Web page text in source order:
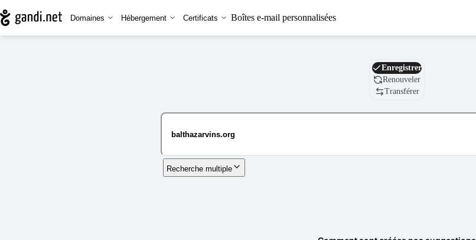
Domaines Hébergement Certificats Boîtes e-mail personnalisées
Nom de domaine
Enregistrer
Renouveler
Transférer
Recherche multiple